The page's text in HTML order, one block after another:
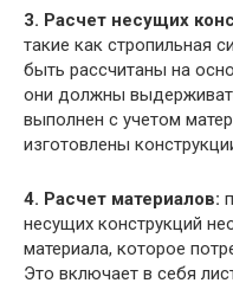
3. Расчет несущих
такие как стропильная
быть рассчитаны на
они должны
выполнен с учетом
изготовлены
4. Расчет материалов:
несущих конструкций
материала, которое
Это включает в себя